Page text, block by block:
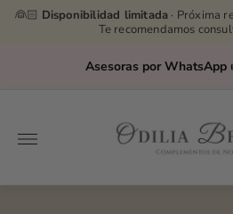
👰🏻 Disponibilidad limitada · Próxima
Te recomendamos
Asesoras por WhatsApp
Store
logo"